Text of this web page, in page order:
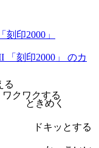
印2000」
る
ワクワクする
ときめく
ドキッとする